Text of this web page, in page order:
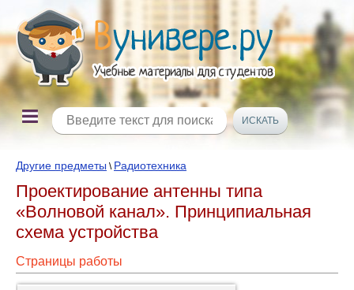
Другие предметы \ Радиотехника
Проектирование антенны типа
«Волновой канал». Принципиальная
схема устройства
Страницы работы